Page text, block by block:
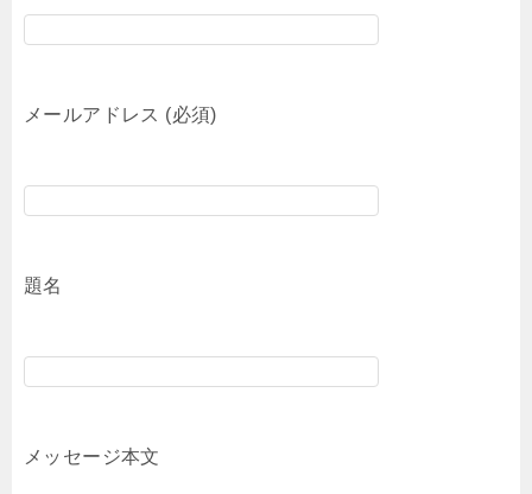
メールアドレス (必須)
題名
メッセージ本文